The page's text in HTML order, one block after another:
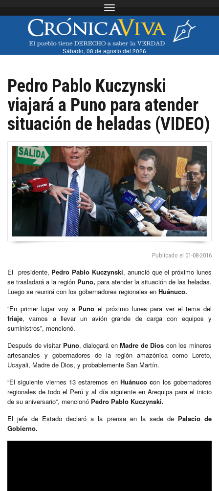
Toggle navigation
Sábado, 08 de agosto del 2026
Pedro Pablo Kuczynski
viajará a Puno para atender
situación de heladas (VIDEO)
Publicado el 01-08-2016
El presidente, Pedro Pablo Kuczynski, anunció que el próximo lunes
se trasladará a la región Puno, para atender la situación de las heladas.
Luego se reunirá con los gobernadores regionales en Huánuco.
“En primer lugar voy a Puno el próximo lunes para ver el tema del
friaje, vamos a llevar un avión grande de carga con equipos y
suministros”, mencionó.
Después de visitar Puno, dialogará enMadre de Dios con los mineros
artesanales y gobernadores de la región amazónica como Loreto,
Ucayali, Madre de Dios, y probablemente San Martín.
“El siguiente viernes 13 estaremos en Huánuco con los gobernadores
regionales de todo el Perú y al día siguiente en Arequipa para el inicio
de su aniversario”, mencionó Pedro Pablo Kuczynski.
El jefe de Estado declaró a la prensa en la sede de Palacio de
Gobierno.